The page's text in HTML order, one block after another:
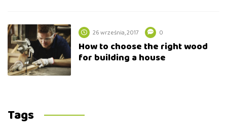
26 września, 2017 0
How to choose the right wood
for building a house
Tags